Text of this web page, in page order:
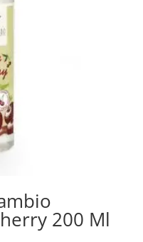
200 Ml